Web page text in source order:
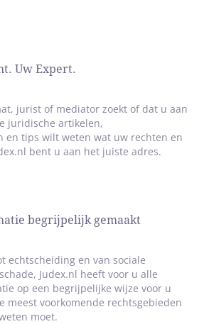
Uw Expert.
jurist of mediator zoekt of dat u aan
juridische artikelen,
en tips wilt weten wat uw rechten en
bent u aan het juiste adres.
begrijpelijk gemaakt
echtscheiding en van sociale
Judex.nl heeft voor u alle
op een begrijpelijke wijze voor u
meest voorkomende rechtsgebieden
moet.